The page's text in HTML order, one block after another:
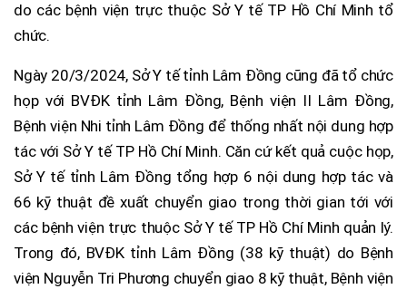
do các bệnh viện trực thuộc Sở Y tế TP Hồ Chí Minh tổ
chức.
Ngày 20/3/2024, Sở Y tế tỉnh Lâm Đồng cũng đã tổ chức
họp với BVĐK tỉnh Lâm Đồng, Bệnh viện II Lâm Đồng,
Bệnh viện Nhi tỉnh Lâm Đồng để thống nhất nội dung hợp
tác với Sở Y tế TP Hồ Chí Minh. Căn cứ kết quả cuộc họp,
Sở Y tế tỉnh Lâm Đồng tổng hợp 6 nội dung hợp tác và
66 kỹ thuật đề xuất chuyển giao trong thời gian tới với
các bệnh viện trực thuộc Sở Y tế TP Hồ Chí Minh quản lý.
Trong đó, BVĐK tỉnh Lâm Đồng (38 kỹ thuật) do Bệnh
viện Nguyễn Tri Phương chuyển giao 8 kỹ thuật, Bệnh viện